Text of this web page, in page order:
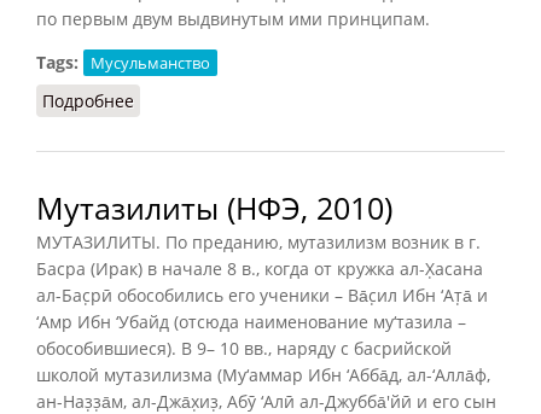
по первым двум выдвинутым ими принципам.
Tags:
Мусульманство
Подробнее
Мутазилиты (НФЭ, 2010)
МУТАЗИЛИТЫ. По преданию, мутазилизм возник в г.
Басра (Ирак) в начале 8 в., когда от кружка ал-Х̣асана
ал-Бас̣рӣ обособились его ученики – Ва̄с̣ил Ибн ‘Ат̣а̄ и
‘Амр Ибн ‘Убайд (отсюда наименование му‘тазила –
обособившиеся). В 9– 10 вв., наряду с басрийской
школой мутазилизма (Му‘аммар Ибн ‘Абба̄д, ал-‘Алла̄ф,
ан-Наз̣з̣а̄м, ал-Джа̄х̣из̣, Абӯ ‘Алӣ ал-Джубба̄'йӣ и его сын